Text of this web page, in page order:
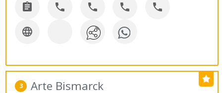
    

3 Arte Bismarck